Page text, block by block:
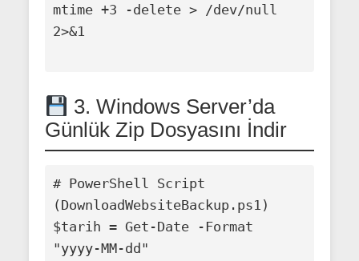
mtime +3 -delete > /dev/null
2>&1
3. Windows Server’da
Günlük Zip Dosyasını İndir
# PowerShell Script
(DownloadWebsiteBackup.ps1)
$tarih = Get-Date -Format
"yyyy-MM-dd"